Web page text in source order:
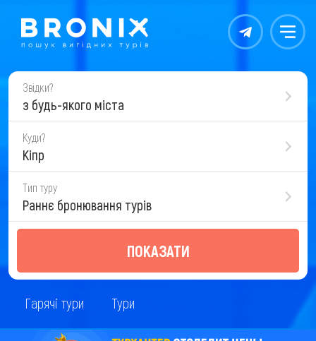
Контакты Меню
Звідки?
з будь-якого міста
Куди?
Кіпр
Тип туру
Раннє бронювання турів
ПОКАЗАТИ
Гарячі тури Тури